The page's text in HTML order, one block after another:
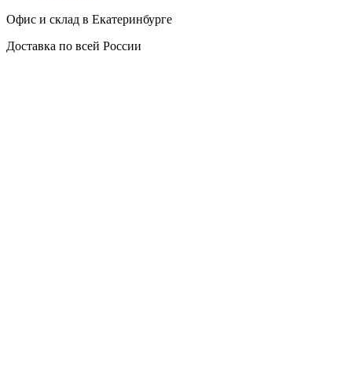
Офис и склад в Екатеринбурге
Доставка по всей России